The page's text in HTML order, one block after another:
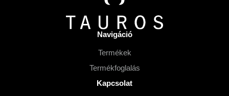
Navigáció
Termékek
Termékfoglalás
Kapcsolat